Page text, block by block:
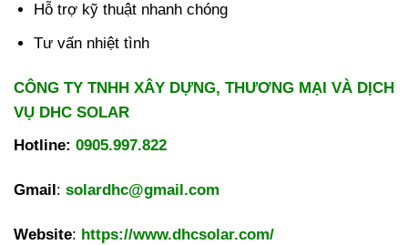
Hỗ trợ kỹ thuật nhanh chóng
Tư vấn nhiệt tình
CÔNG TY TNHH XÂY DỰNG, THƯƠNG MẠI VÀ DỊCH
VỤ DHC SOLAR
Hotline: 0905.997.822
Gmail: solardhc@gmail.com
Website: https://www.dhcsolar.com/